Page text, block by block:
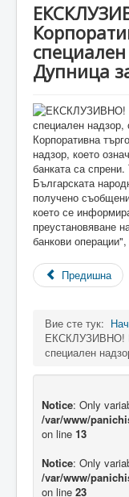
Дупница
Корпоративна
надзор, което
банката са
Българската
получено
което се
преустановяване
банкови
Предишна
Вие сте тук:
ЕКСКЛУЗИВНО!
специален
Notice: Only
/var/www/
on line 13
Notice: Only
/var/www/
on line 23